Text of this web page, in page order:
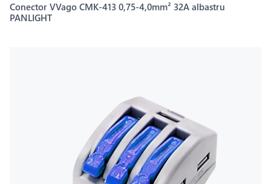
Conector VVago CMK-413 0,75-4,0mm² 32A albastru
PANLIGHT